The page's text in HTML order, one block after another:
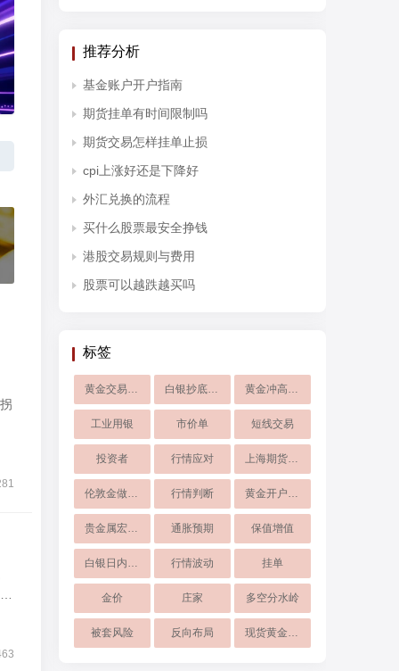
推荐分析
基金账户开户指南
期货挂单有时间限制吗
期货交易怎样挂单止损
cpi上涨好还是下降好
外汇兑换的流程
买什么股票最安全挣钱
港股交易规则与费用
股票可以越跌越买吗
标签
黄金交易时间 白银抄底技巧 黄金冲高回落
工业用银 市价单 短线交易
投资者 行情应对 上海期货交易所
伦敦金做空操作 行情判断 黄金开户交易
贵金属宏观分析 通胀预期 保值增值
白银日内交易、支撑阻力位、追涨杀跌、白银 行情波动 挂单
金价 庄家 多空分水岭
被套风险 反向布局 现货黄金投资